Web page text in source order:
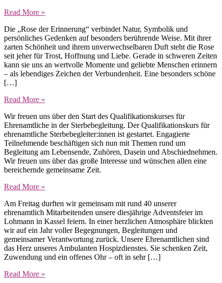
Read More »
Die „Rose der Erinnerung“ verbindet Natur, Symbolik und
persönliches Gedenken auf besonders berührende Weise. Mit ihrer
zarten Schönheit und ihrem unverwechselbaren Duft steht die Rose
seit jeher für Trost, Hoffnung und Liebe. Gerade in schweren Zeiten
kann sie uns an wertvolle Momente und geliebte Menschen erinnern
– als lebendiges Zeichen der Verbundenheit. Eine besonders schöne
[…]
Read More »
Wir freuen uns über den Start des Qualifikationskurses für
Ehrenamtliche in der Sterbebegleitung. Der Qualifikationskurs für
ehrenamtliche Sterbebegleiter:innen ist gestartet. Engagierte
Teilnehmende beschäftigen sich nun mit Themen rund um
Begleitung am Lebensende, Zuhören, Dasein und Abschiednehmen.
Wir freuen uns über das große Interesse und wünschen allen eine
bereichernde gemeinsame Zeit.
Read More »
Am Freitag durften wir gemeinsam mit rund 40 unserer
ehrenamtlich Mitarbeitenden unsere diesjährige Adventsfeier im
Lohmann in Kassel feiern. In einer herzlichen Atmosphäre blickten
wir auf ein Jahr voller Begegnungen, Begleitungen und
gemeinsamer Verantwortung zurück. Unsere Ehrenamtlichen sind
das Herz unseres Ambulanten Hospizdienstes. Sie schenken Zeit,
Zuwendung und ein offenes Ohr – oft in sehr […]
Read More »